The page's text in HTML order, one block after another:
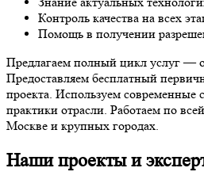
Контроль качества на всех
Помощь в получении
Предлагаем полный цикл услуг —
Предоставляем бесплатный
проекта. Используем современные
практики отрасли. Работаем по
Москве и крупных городах.
Наши проекты и